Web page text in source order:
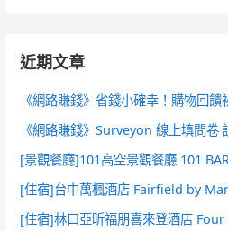
近期文章
《網路賺錢》省錢小確幸！購物回
《網路賺錢》Surveyon 線上填問卷
[景觀餐廳]101高空景觀餐廳 101
[住宿]台中萬楓酒店 Fairfield by
[住宿]林口亞昕福朋喜來登酒店